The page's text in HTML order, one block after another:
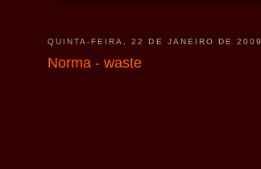
QUINTA-FEIRA, 22 DE JANEIRO DE 2009
Norma - waste